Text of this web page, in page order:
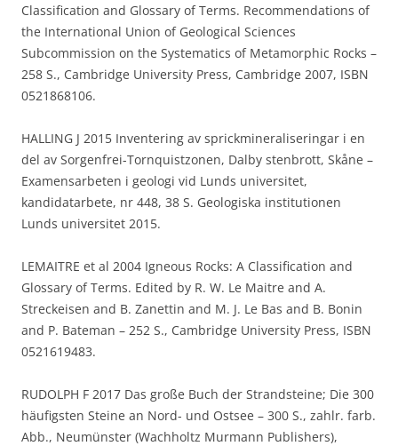
Classification and Glossary of Terms. Recommendations of
the International Union of Geological Sciences
Subcommission on the Systematics of Metamorphic Rocks –
258 S., Cambridge University Press, Cambridge 2007, ISBN
0521868106.
HALLING J 2015 Inventering av sprickmineraliseringar i en
del av Sorgenfrei-Tornquistzonen, Dalby stenbrott, Skåne –
Examensarbeten i geologi vid Lunds universitet,
kandidatarbete, nr 448, 38 S. Geologiska institutionen
Lunds universitet 2015.
LEMAITRE et al 2004 Igneous Rocks: A Classification and
Glossary of Terms. Edited by R. W. Le Maitre and A.
Streckeisen and B. Zanettin and M. J. Le Bas and B. Bonin
and P. Bateman – 252 S., Cambridge University Press, ISBN
0521619483.
RUDOLPH F 2017 Das große Buch der Strandsteine; Die 300
häufigsten Steine an Nord- und Ostsee – 300 S., zahlr. farb.
Abb., Neumünster (Wachholtz Murmann Publishers),